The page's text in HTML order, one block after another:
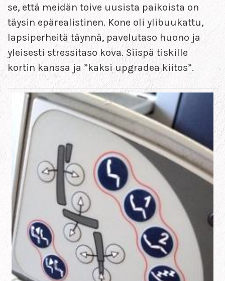
se, että meidän toive uusista paikoista on
täysin epärealistinen. Kone oli ylibuukattu,
lapsiperheitä täynnä, pavelutaso huono ja
yleisesti stressitaso kova. Siispä tiskille
kortin kanssa ja ”kaksi upgradea kiitos”.